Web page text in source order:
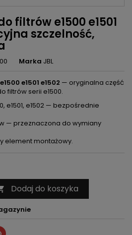
filtrów e1500 e1501
szczelność,
Marka JBL
e1501 e1502 — oryginalna część
filtrów serii e1500.
e1501, e1502 — bezpośrednie
— przeznaczona do wymiany
element montażowy.
Dodaj do koszyka
Pinterest